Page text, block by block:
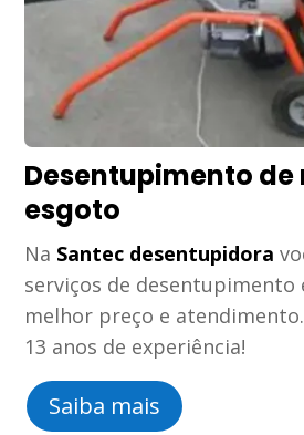
Desentupimento de
esgoto
Na Santec desentupidora
serviços de desentupimento
melhor preço e
13 anos de experiência!
Saiba mais